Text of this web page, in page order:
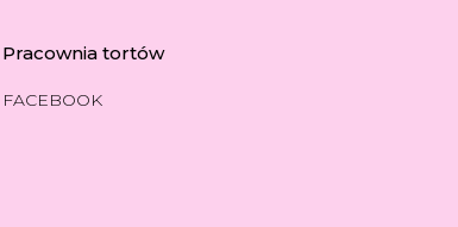
Pracownia tortów
FACEBOOK